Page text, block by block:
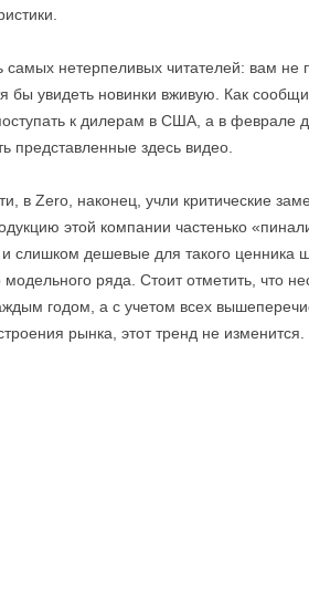
нетерпеливых читателей: вам не
бы увидеть новинки вживую. Как
к дилерам в США, а в феврале
представленные здесь видео.
в Zero, наконец, учли критические
этой компании частенько
и слишком дешевые для такого ценника
модельного ряда. Стоит отметить, что
годом, а с учетом всех
рынка, этот тренд не изменится.